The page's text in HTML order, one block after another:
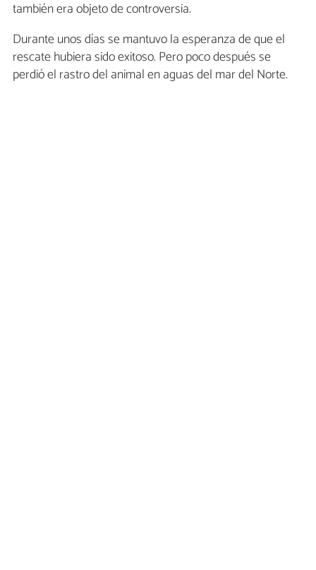
también era objeto de controversia.
Durante unos días se mantuvo la esperanza de que el
rescate hubiera sido exitoso. Pero poco después se
perdió el rastro del animal en aguas del mar del Norte.